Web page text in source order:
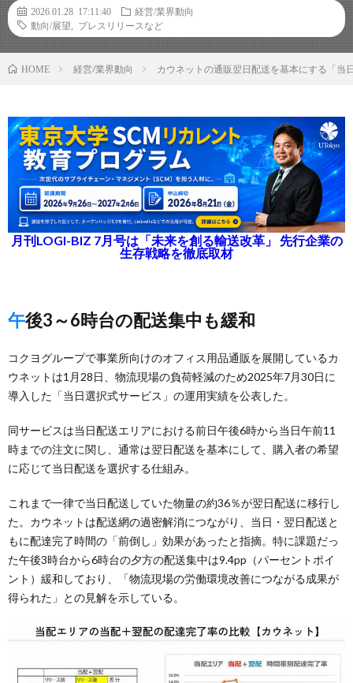
2026.01.28 17:11:40
経営/業界動向
動向/展望
プレスリリースなど
HOME 経営/業界動向 カウネットの通販翌日配送を基本にする「当
月刊LOGI-BIZ 7月号は「未来を創る輸送改革」 先行企業の
生存戦略を徹底取材
午後3～6時台の配送集中も緩和
コクヨグループで事業所向けのオフィス用品通販を展開しているカ
ウネットは1月28日、物流現場の負荷軽減のため2025年7月30日に
導入した「当日選択式サービス」の運用実績を公表した。
同サービスは当日配送エリアにおける前日午後6時から当日午前11
時までの注文に関し、通常は翌日配送を基本にして、購入者の希望
に応じて当日配送を選択する仕組み。
これまで一律で当日配送していた物量の約36％が翌日配送に移行し
た。カウネットは配送網の過密解消につながり、当日・翌日配送と
もに配達完了時間の「前倒し」効果があったと指摘。特に課題だっ
た午後3時台から6時台の夕方の配送集中は9.4pp（パーセントポイ
ント）緩和しており、「物流現場の労働環境改善につながる成果が
得られた」との見解を示している。